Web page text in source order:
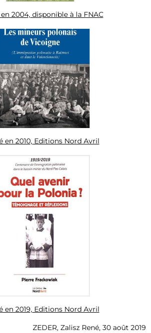
2004, disponible à la FNAC
en 2010, Editions Nord Avril
en 2019, Editions Nord Avril
ZEDER, Zalisz René, 30 août 2019